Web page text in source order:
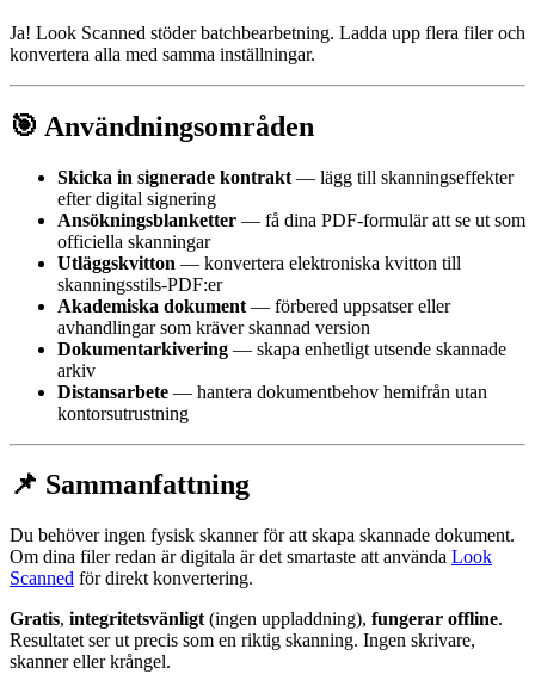
Ja! Look Scanned stöder batchbearbetning. Ladda upp flera filer och
konvertera alla med samma inställningar.
🎯 Användningsområden
Skicka in signerade kontrakt — lägg till skanningseffekter
efter digital signering
Ansökningsblanketter — få dina PDF-formulär att se ut som
officiella skanningar
Utläggskvitton — konvertera elektroniska kvitton till
skanningsstils-PDF:er
Akademiska dokument — förbered uppsatser eller
avhandlingar som kräver skannad version
Dokumentarkivering — skapa enhetligt utsende skannade
arkiv
Distansarbete — hantera dokumentbehov hemifrån utan
kontorsutrustning
📌 Sammanfattning
Du behöver ingen fysisk skanner för att skapa skannade dokument.
Om dina filer redan är digitala är det smartaste att använda Look
Scanned för direkt konvertering.
Gratis, integritetsvänligt (ingen uppladdning), fungerar offline.
Resultatet ser ut precis som en riktig skanning. Ingen skrivare,
skanner eller krångel.